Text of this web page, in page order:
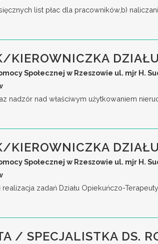
list płac dla pracowników,b)
KIEROWNICZKA
Społecznej w Rzeszowie ul. mjr H.
nadzór nad właściwym użytkowaniem
KIEROWNICZKA
Społecznej w Rzeszowie ul. mjr H.
realizacja zadań Działu Opiekuńczo-
/ SPECJALISTKA DS.